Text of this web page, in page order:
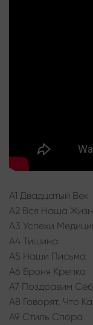
A1 Двадцатый Век
A2 Вся Наша
A3 Успехи
A4 Тишина
A5 Наши Письма
A6 Броня Крепка
A7 Поздравим
A8 Говорят, Что
A9 Стиль Спора